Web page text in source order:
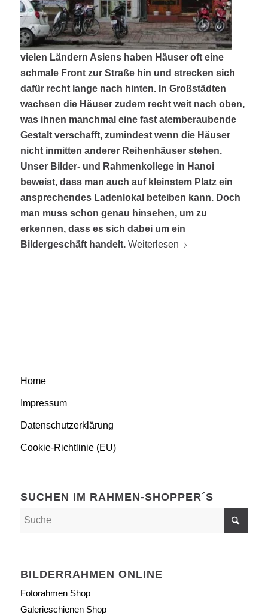
vielen Ländern Asiens haben Häuser oft eine
schmale Front zur Straße hin und strecken sich
dafür recht lange nach hinten. In Großstädten
wachsen die Häuser zudem recht weit nach oben,
was ihnen manchmal eine fast atemberaubende
Gestalt verschafft, zumindest wenn die Häuser
nicht inmitten anderer Reihenhäuser stehen.
Unser Bilder- und Rahmenkollege in Hanoi
beweist, dass man auch auf kleinstem Platz ein
ansprechendes Ladenlokal beteiben kann. Doch
man muss schon genau hinsehen, um zu
erkennen, dass es sich dabei um ein
Bildergeschäft handelt. Weiterlesen
Home
Impressum
Datenschutzerklärung
Cookie-Richtlinie (EU)
SUCHEN IM RAHMEN-SHOPPER´S
BILDERRAHMEN ONLINE
Fotorahmen Shop
Galerieschienen Shop